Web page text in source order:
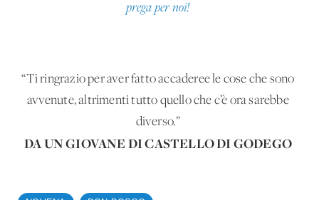
prega per noi!
“Ti ringrazio per aver fatto accaderee le cose che sono
avvenute, altrimenti tutto quello che c’è ora sarebbe
diverso.”
DA UN GIOVANE DI CASTELLO DI GODEGO